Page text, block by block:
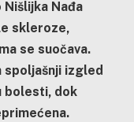
Nađa
skleroze,
se suočava.
spoljašnji izgled
bolesti, dok